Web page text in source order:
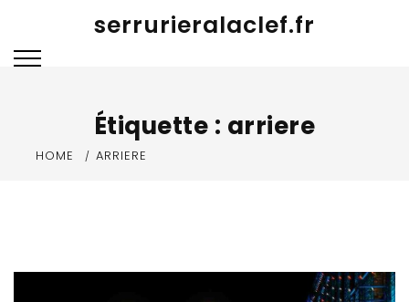
content
serrurieralaclef.fr
Étiquette : arriere
HOME ARRIERE